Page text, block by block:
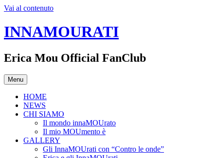
Vai al contenuto
INNAMOURATI
Erica Mou Official FanClub
Menu
HOME
NEWS
CHI SIAMO
Il mondo innaMOUrato
Il mio MOUmento è
GALLERY
Gli InnaMOUrati con “Contro le onde”